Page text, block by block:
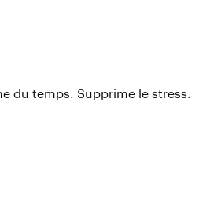
du temps. Supprime le stress.